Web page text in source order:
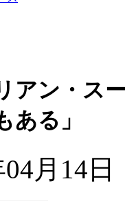
アン・ス
ある」
月14日